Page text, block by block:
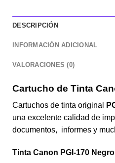
DESCRIPCIÓN
INFORMACIÓN ADICIONAL
VALORACIONES (0)
Cartucho de Tinta
Cartuchos de tinta original
una excelente calidad de
documentos, informes y
Tinta Canon PGI-170